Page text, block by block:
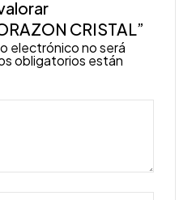
CRISTAL”
electrónico no será
obligatorios están